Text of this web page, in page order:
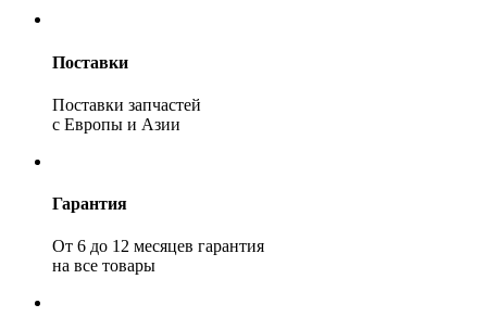
Поставки
Поставки запчастей
с Европы и Азии
Гарантия
От 6 до 12 месяцев гарантия
на все товары